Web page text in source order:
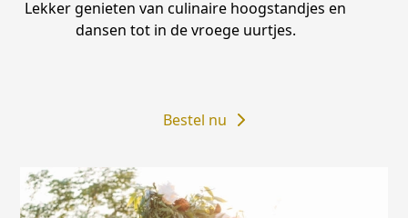
Lekker genieten van culinaire hoogstandjes en
dansen tot in de vroege uurtjes.
Bestel nu